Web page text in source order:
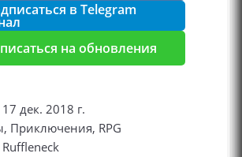
в Telegram
на обновления
17 дек. 2018 г.
Приключения, RPG
Ruffleneck